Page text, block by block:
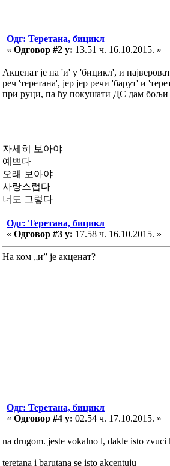
Одг: Теретана, бицикл
« Одговор #2 у: 13.51 ч. 16.10.2015. »
Акценат је на 'и' у 'бицикл', и
реч 'теретана', јер јер речи 'барут' и
при руци, па ћу покушати ДС дам бољи
자세히 보아야
예쁘다
오래 보아야
사랑스럽다
너도 그렇다
Одг: Теретана, бицикл
« Одговор #3 у: 17.58 ч. 16.10.2015. »
На ком „и” је акценат?
Одг: Теретана, бицикл
« Одговор #4 у: 02.54 ч. 17.10.2015. »
na drugom. jeste vokalno l, dakle isto zvuci
teretana i barutana se isto akcentuju